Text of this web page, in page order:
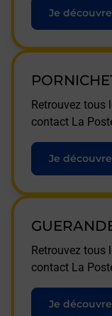
Je découvre
Retrouvez tous
contact La
Je découvre
Retrouvez tous
contact La
Je découvre